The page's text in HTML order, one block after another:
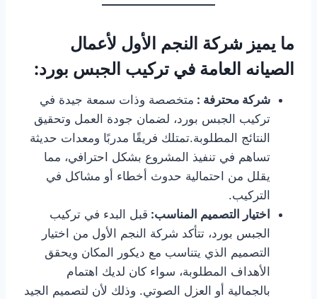
ما يميز شركة النجم الأول لأعمال
الصيانه العامة في تركيب الجبس بورد:
شركة محترفة : متخصصة وذات سمعة جيدة في
تركيب الجبس بورد، لضمان جودة العمل وتحقيق
النتائج المطلوبة.تمتلك فريقًا مدربًا ومعدات حديثة
تساهم في تنفيذ المشروع بشكل احترافي، مما
يقلل من احتمالية حدوث أخطاء أو مشاكل في
التركيب.
اختيار التصميم المناسب: قبل البدء في تركيب
الجبس بورد، تتأكد شركة النجم الأول من اختيار
التصميم الذي يتناسب مع ديكور المكان ويحقق
الأهداف المطلوبة، سواء كان لديك اهتمام
بالجمالية أو العزل الصوتي. وذلك لأن لتصميم الجيد